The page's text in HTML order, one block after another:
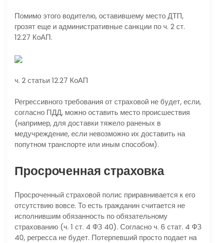
Помимо этого водителю, оставившему место ДТП,
грозят еще и административные санкции по ч. 2 ст.
12.27 КоАП.
ч. 2 статьи 12.27 КоАП
Регрессивного требования от страховой не будет, если,
согласно ПДД, можно оставить место происшествия
(например, для доставки тяжело раненых в
медучреждение, если невозможно их доставить на
попутном транспорте или иным способом).
Просроченная страховка
Просроченный страховой полис приравнивается к его
отсутствию вовсе. То есть гражданин считается не
исполнившим обязанность по обязательному
страхованию (ч. 1 ст. 4 ФЗ 40). Согласно ч. 6 стат. 4 ФЗ
40, регресса не будет. Потерпевший просто подает на